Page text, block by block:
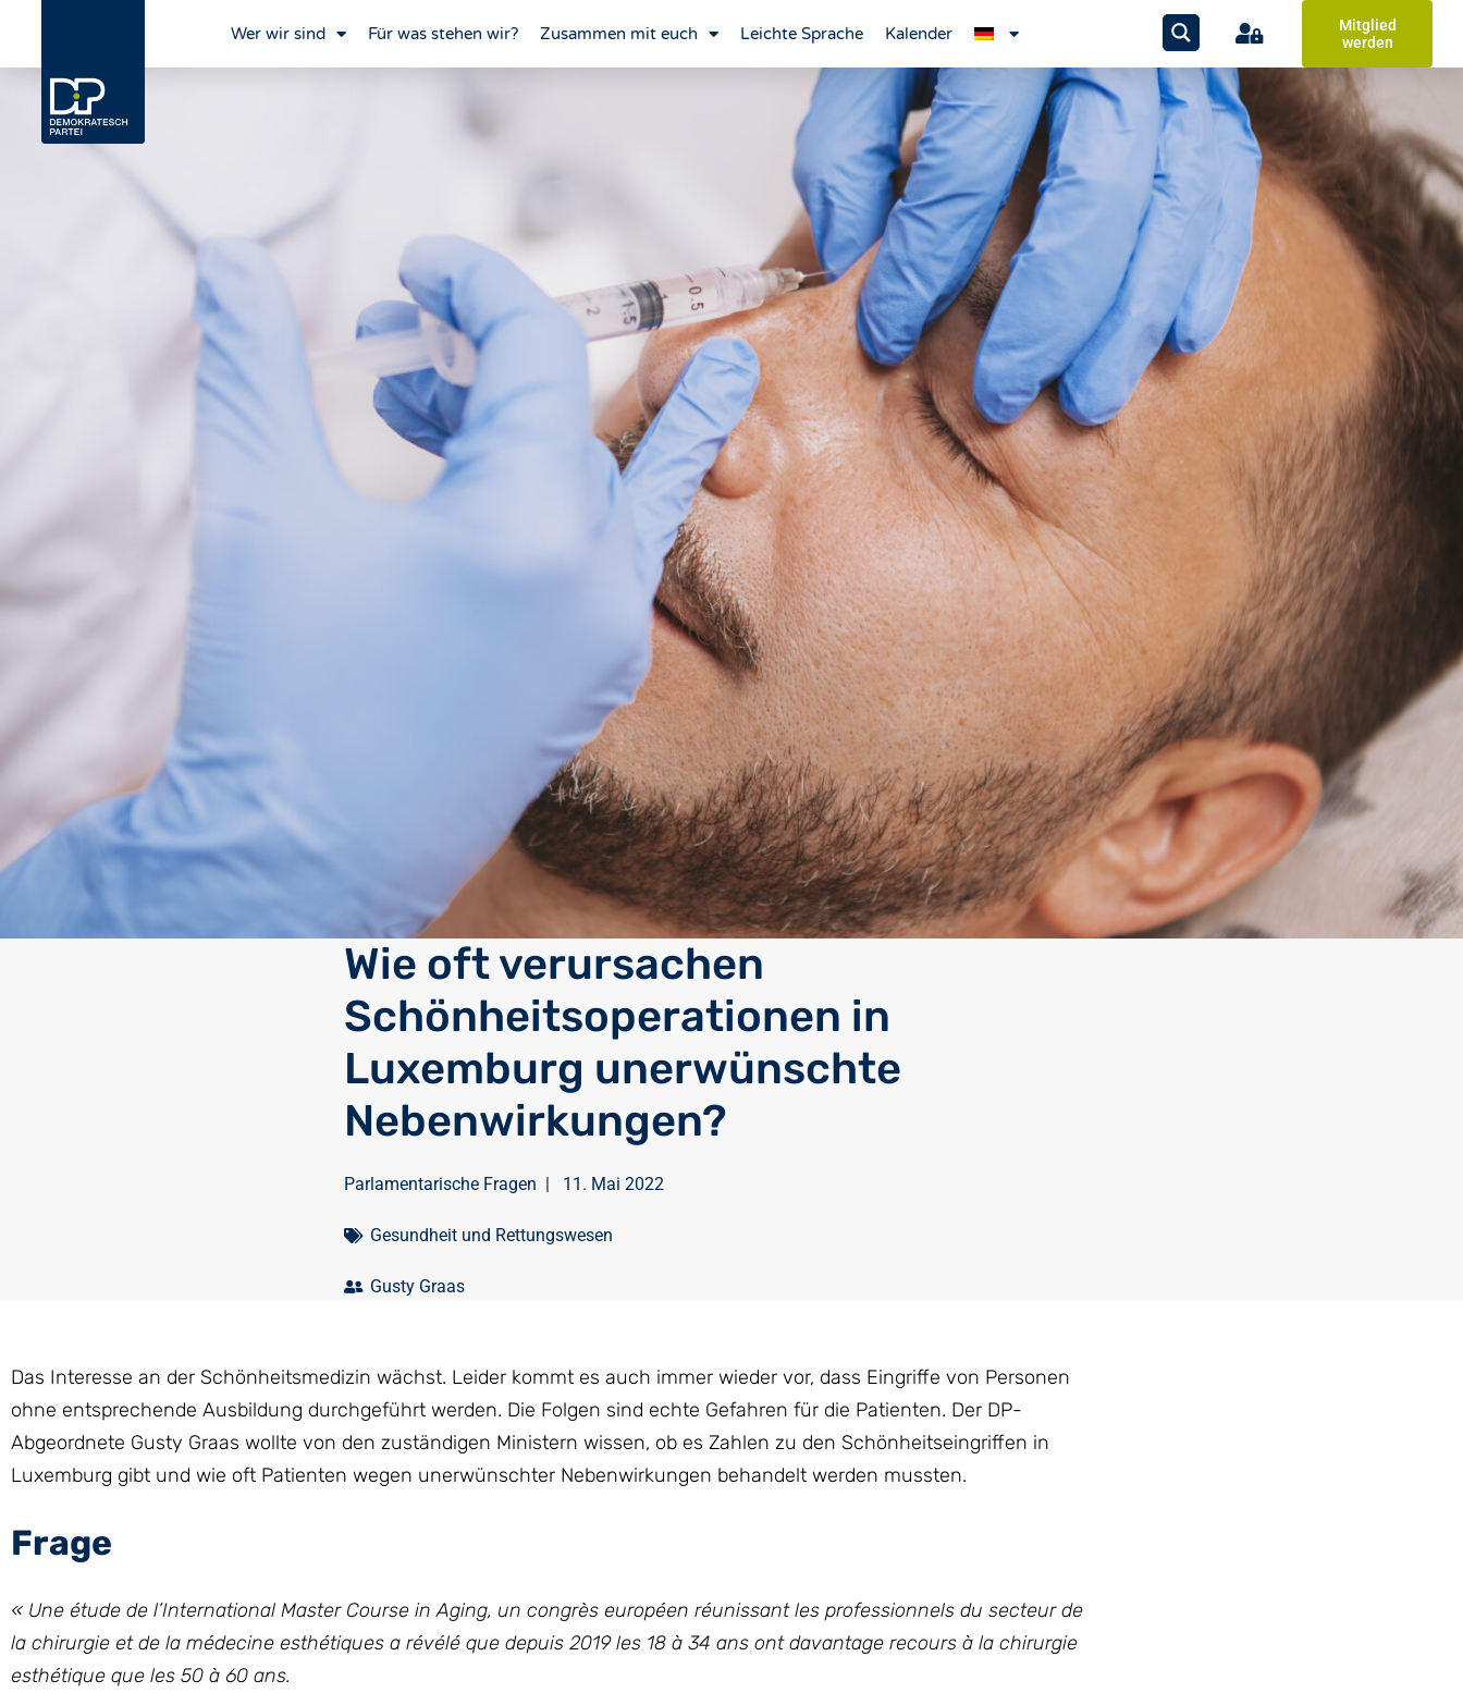
Wer wir sind Für was stehen wir? Zusammen mit euch Leichte Sprache Kalender
Mitglied
werden
Wie oft verursachen
Schönheitsoperationen in
Luxemburg unerwünschte
Nebenwirkungen?
Parlamentarische Fragen | 11. Mai 2022
Gesundheit und Rettungswesen
Gusty Graas
Das Interesse an der Schönheitsmedizin wächst. Leider kommt es auch immer wieder vor, dass Eingriffe von Personen
ohne entsprechende Ausbildung durchgeführt werden. Die Folgen sind echte Gefahren für die Patienten. Der DP-
Abgeordnete Gusty Graas wollte von den zuständigen Ministern wissen, ob es Zahlen zu den Schönheitseingriffen in
Luxemburg gibt und wie oft Patienten wegen unerwünschter Nebenwirkungen behandelt werden mussten.
Frage
« Une étude de l’International Master Course in Aging, un congrès européen réunissant les professionnels du secteur de
la chirurgie et de la médecine esthétiques a révélé que depuis 2019 les 18 à 34 ans ont davantage recours à la chirurgie
esthétique que les 50 à 60 ans.